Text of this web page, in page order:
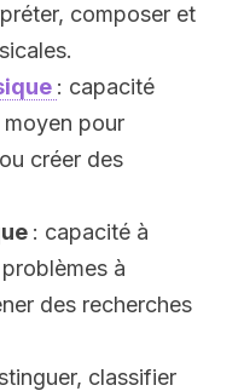
composer et
: capacité
pour
créer des
: capacité à
à
des recherches
classifier